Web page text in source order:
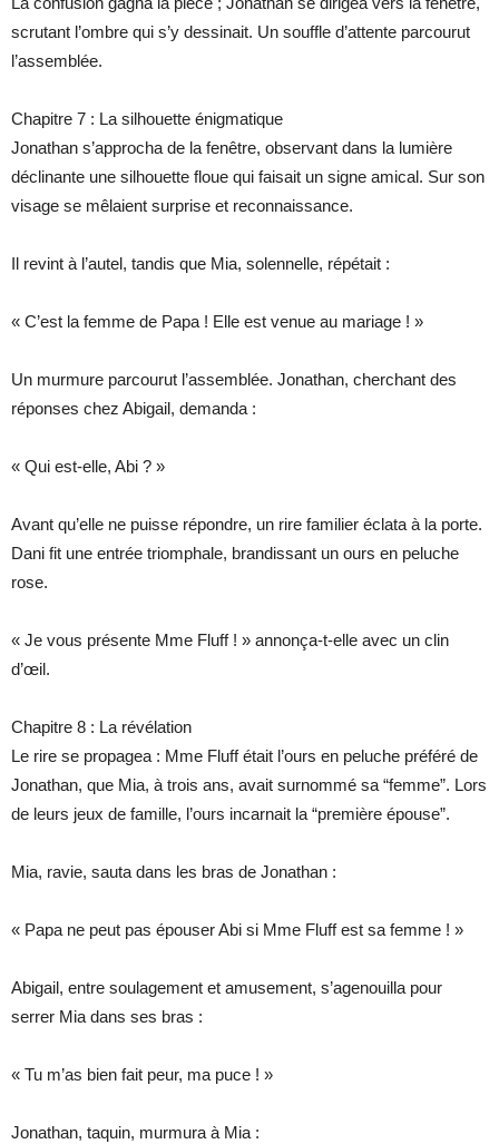
scrutant l’ombre qui s’y dessinait. Un souffle d’attente parcourut
l’assemblée.
Chapitre 7 : La silhouette énigmatique
Jonathan s’approcha de la fenêtre, observant dans la lumière
déclinante une silhouette floue qui faisait un signe amical. Sur son
visage se mêlaient surprise et reconnaissance.
Il revint à l’autel, tandis que Mia, solennelle, répétait :
« C’est la femme de Papa ! Elle est venue au mariage ! »
Un murmure parcourut l’assemblée. Jonathan, cherchant des
réponses chez Abigail, demanda :
« Qui est-elle, Abi ? »
Avant qu’elle ne puisse répondre, un rire familier éclata à la porte.
Dani fit une entrée triomphale, brandissant un ours en peluche
rose.
« Je vous présente Mme Fluff ! » annonça-t-elle avec un clin
d’œil.
Chapitre 8 : La révélation
Le rire se propagea : Mme Fluff était l’ours en peluche préféré de
Jonathan, que Mia, à trois ans, avait surnommé sa “femme”. Lors
de leurs jeux de famille, l’ours incarnait la “première épouse”.
Mia, ravie, sauta dans les bras de Jonathan :
« Papa ne peut pas épouser Abi si Mme Fluff est sa femme ! »
Abigail, entre soulagement et amusement, s’agenouilla pour
serrer Mia dans ses bras :
« Tu m’as bien fait peur, ma puce ! »
Jonathan, taquin, murmura à Mia :